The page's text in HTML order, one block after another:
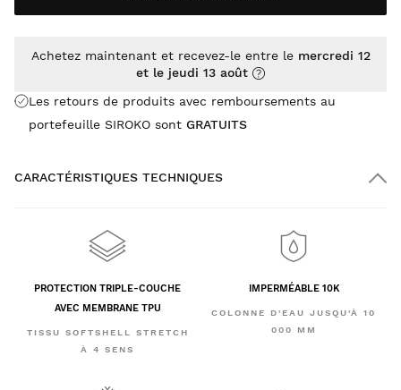
Les retours de produits avec remboursements au
portefeuille SIROKO sont GRATUITS
Achetez maintenant et recevez-le entre le mercredi 12
et le jeudi 13 août
CARACTÉRISTIQUES TECHNIQUES
PROTECTION TRIPLE-COUCHE
AVEC MEMBRANE TPU
TISSU SOFTSHELL STRETCH
À 4 SENS
IMPERMÉABLE 10K
COLONNE D'EAU JUSQU'À 10
000 MM